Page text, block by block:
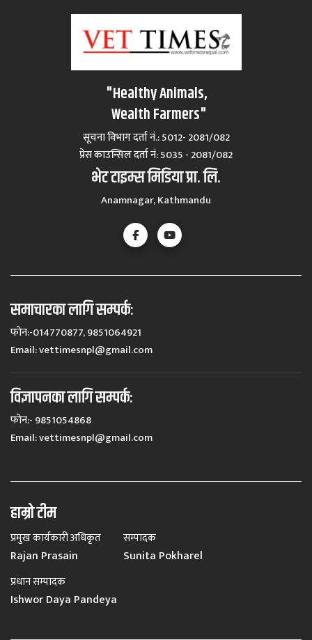
"Healthy Animals,
Wealth Farmers"
सूचना विभाग दर्ता नं.: 5012- 2081/082
प्रेस काउन्सिल दर्ता नं‍: 5035 - 2081/082
भेट टाइम्स मिडिया प्रा. लि.
Anamnagar, Kathmandu
समाचारका लागि सम्पर्कः
फोन:-014770877, 9851064921
Email:vettimesnpl@gmail.com
विज्ञापनका लागि सम्पर्कः
फोन:- 9851054868
Email:vettimesnpl@gmail.com
हाम्रो टीम
प्रमुख कार्यकारी अधिकृत
Rajan Prasain
सम्पादक
Sunita Pokharel
प्रधान सम्पादक
Ishwor Daya Pandeya